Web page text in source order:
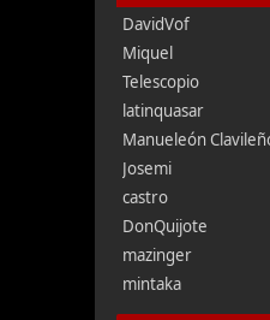
DavidVof
Miquel
Telescopio
latinquasar
Manueleón
Josemi
castro
DonQuijote
mazinger
mintaka